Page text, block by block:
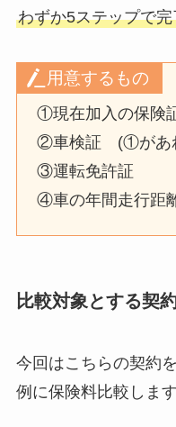
わずか5ステップで
用意するもの
①現在加入の保険
②車検証 (①があ
③運転免許証
④車の年間走行距
比較対象とする契
今回はこちらの契約
例に保険料比較します